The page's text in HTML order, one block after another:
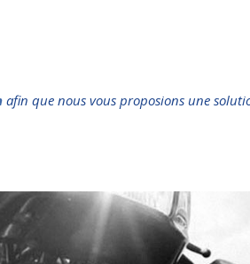
afin que nous vous proposions une